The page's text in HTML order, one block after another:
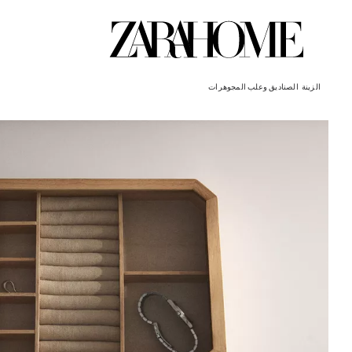
الزينة الصناديق وعلب المجوهرات